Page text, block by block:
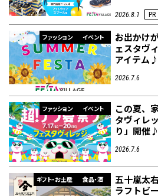
2026.8.1 PR
ファッション イベント
お出かけ
ェスタヴ
アイテム♪
2026.7.6
ファッション イベント
この夏、
タヴィレ
り」開催♪
2026.7.6
ギフト・お土産 食品・酒
五十嵐太
ラフトビ